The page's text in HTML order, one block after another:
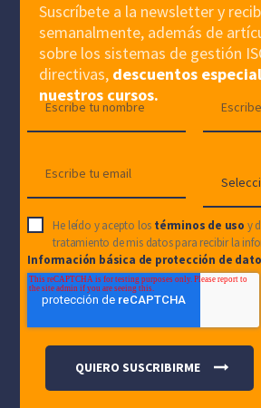
Suscríbete a la newsletter y
semanalmente, además de
sobre los sistemas de gestión
directivas, descuentos
nuestros cursos.
He leído y acepto los términos de uso y
tratamiento de mis datos para recibir la
Información básica de protección de